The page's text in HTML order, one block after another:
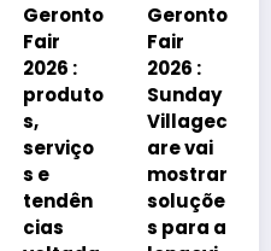
Geronto
Fair
2026 :
produto
serviço
tendên
cias
Geronto
Fair
2026 :
Sunday
Villagec
are vai
mostrar
soluçõe
s para a